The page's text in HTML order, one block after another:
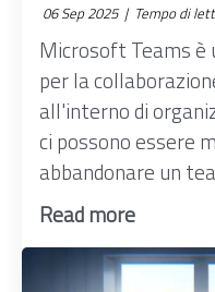
06 Sep 2025 | Tempo di
Microsoft Teams
per la
all'interno di
ci possono essere
abbandonare un
Read more